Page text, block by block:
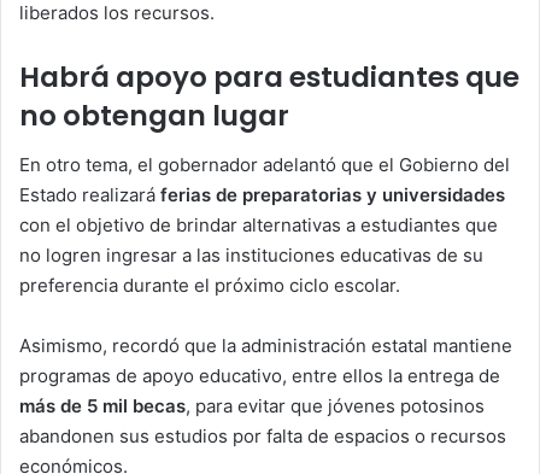
liberados los recursos.
Habrá apoyo para estudiantes que
no obtengan lugar
En otro tema, el gobernador adelantó que el Gobierno del
Estado realizará ferias de preparatorias y universidades
con el objetivo de brindar alternativas a estudiantes que
no logren ingresar a las instituciones educativas de su
preferencia durante el próximo ciclo escolar.
Asimismo, recordó que la administración estatal mantiene
programas de apoyo educativo, entre ellos la entrega de
más de 5 mil becas, para evitar que jóvenes potosinos
abandonen sus estudios por falta de espacios o recursos
económicos.